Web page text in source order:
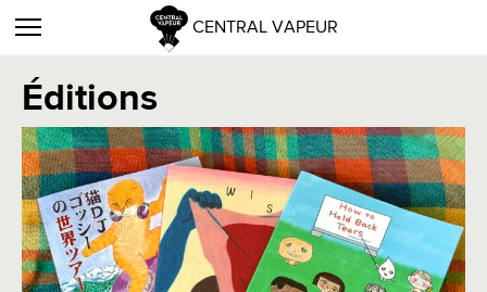
CENTRAL VAPEUR
Éditions